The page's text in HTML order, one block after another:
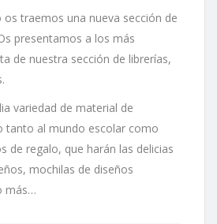
os traemos una nueva sección de
presentamos a los más
de nuestra sección de librerías,
variedad de material de
tanto al mundo escolar como
de regalo, que harán las delicias
mochilas de diseños
más…